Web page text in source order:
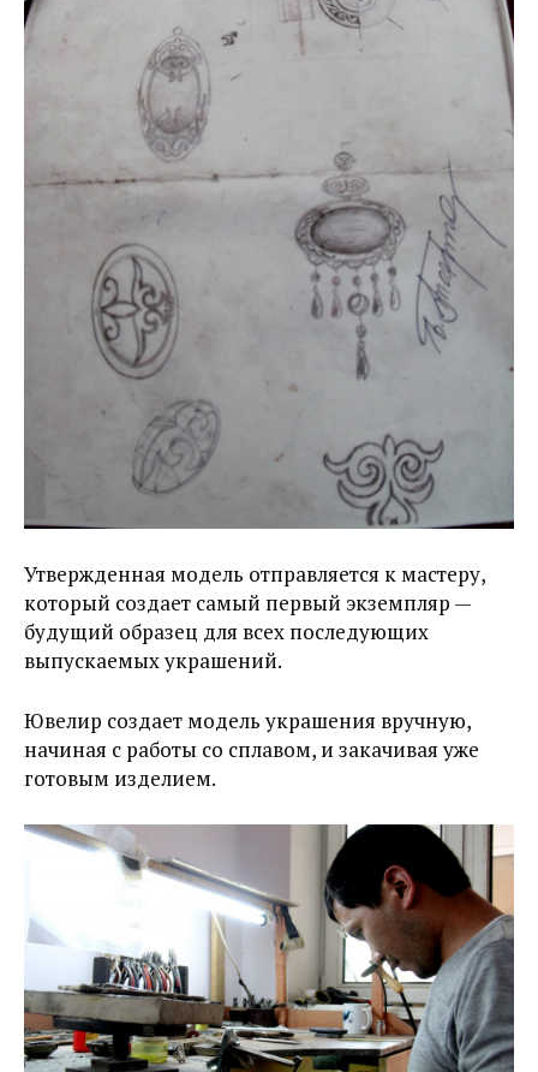
Утвержденная модель отправляется к мастеру,
который создает самый первый экземпляр —
будущий образец для всех последующих
выпускаемых украшений.
Ювелир создает модель украшения вручную,
начиная с работы со сплавом, и закачивая уже
готовым изделием.